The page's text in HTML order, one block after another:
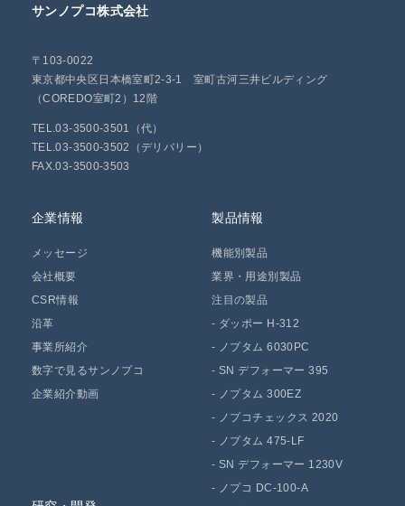
サンノプコ株式会社
〒103-0022
東京都中央区日本橋室町2-3-1 室町古河三井ビルディング
（COREDO室町2）12階
TEL.03-3500-3501（代）
TEL.03-3500-3502（デリバリー）
FAX.03-3500-3503
企業情報
メッセージ
会社概要
CSR情報
沿革
事業所紹介
数字で見るサンノプコ
企業紹介動画
製品情報
機能別製品
業界・用途別製品
注目の製品
- ダッポー H-312
- ノプタム 6030PC
-SN デフォーマー 395
- ノプタム 300EZ
- ノプコチェックス 2020
- ノプタム 475-LF
-SN デフォーマー 1230V
- ノプコ DC-100-A